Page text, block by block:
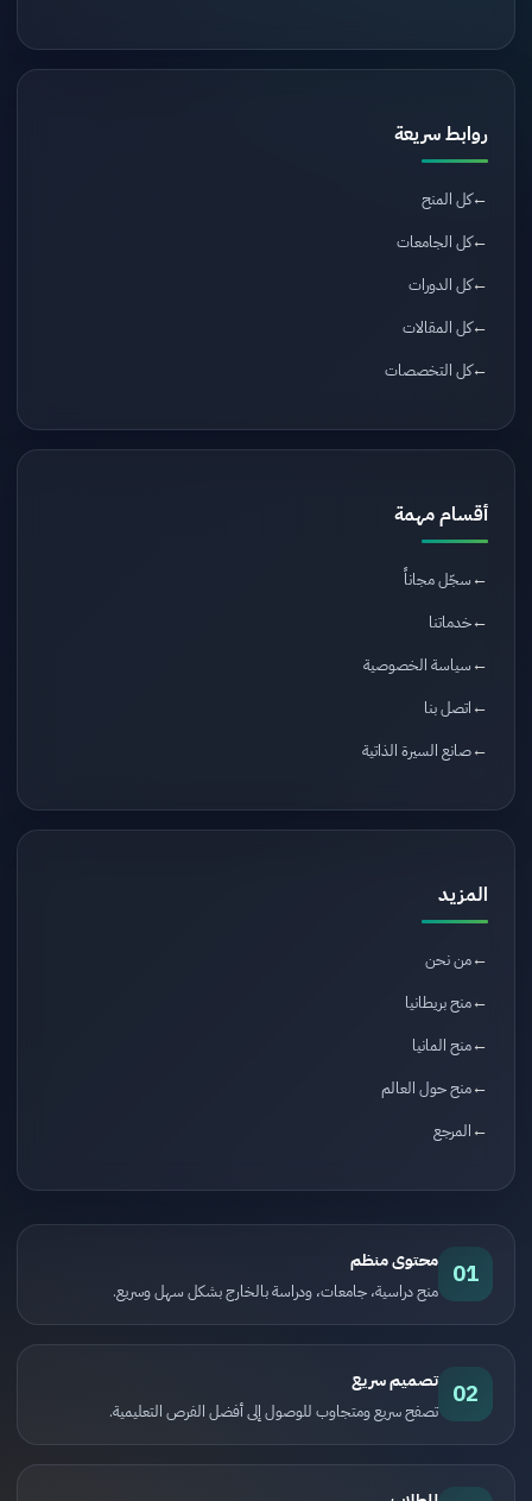
روابط سريعة
كل المنح
كل الجامعات
كل الدورات
كل المقالات
كل التخصصات
أقسام مهمة
سجّل مجاناً
خدماتنا
سياسة الخصوصية
اتصل بنا
صانع السيرة الذاتية
المزيد
من نحن
منح بريطانيا
منح المانيا
منح حول العالم
المرجع
01 محتوى منظم
منح دراسية، جامعات، ودراسة بالخارج بشكل سهل وسريع.
02 تصميم سريع
تصفح سريع ومتجاوب للوصول إلى أفضل الفرص التعليمية.